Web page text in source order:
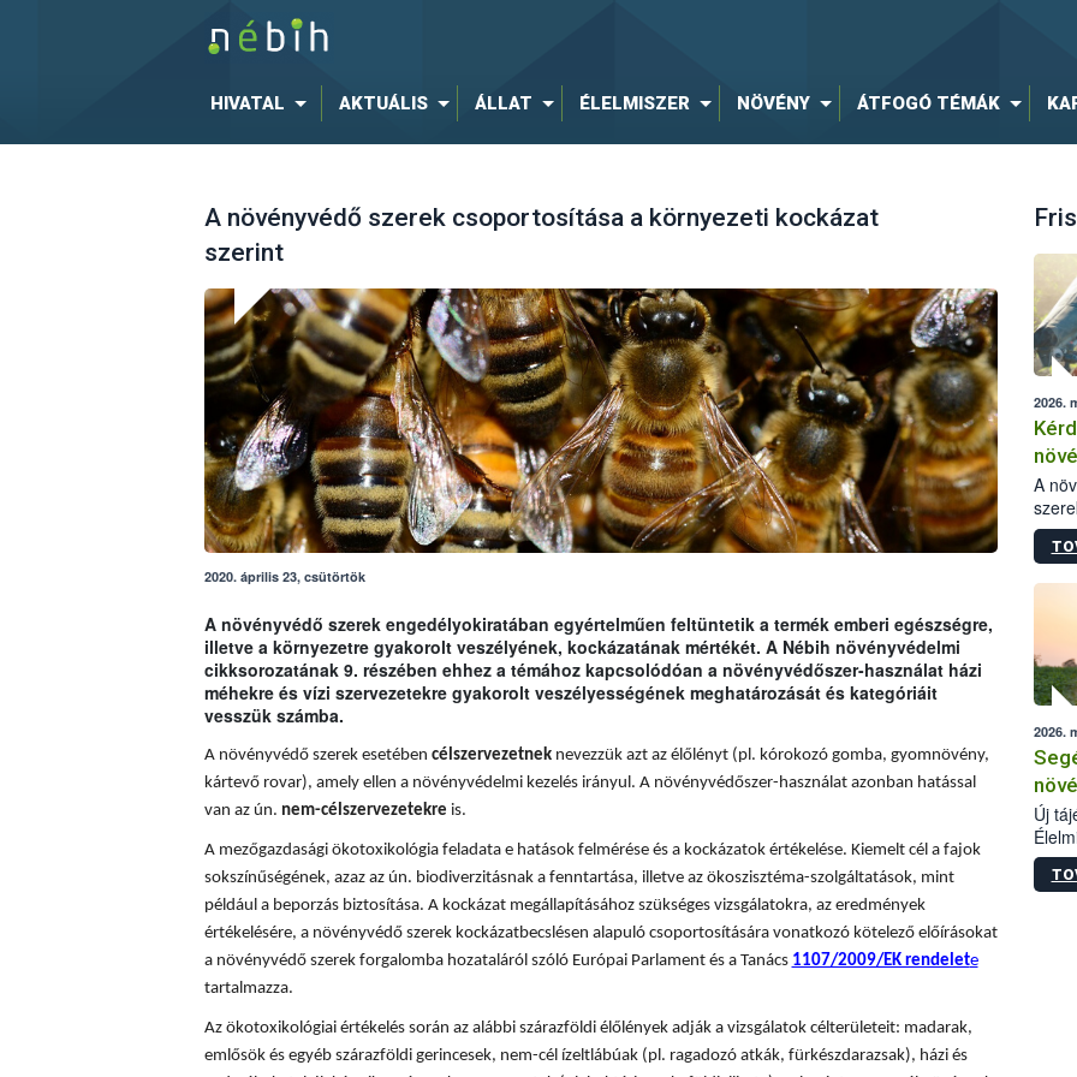
HIVATAL AKTUÁLIS ÁLLAT ÉLELMISZER NÖVÉNY ÁTFOGÓ TÉMÁK
A növényvédő szerek csoportosítása a környezeti kockázat
szerint
2020. április 23, csütörtök
A növényvédő szerek engedélyokiratában egyértelműen feltüntetik a termék emberi egészségre,
illetve a környezetre gyakorolt veszélyének, kockázatának mértékét. A Nébih növényvédelmi
cikksorozatának 9. részében ehhez a témához kapcsolódóan a növényvédőszer-használat házi
méhekre és vízi szervezetekre gyakorolt veszélyességének meghatározását és kategóriáit
vesszük számba.
A növényvédő szerek esetében célszervezetneknevezzük azt az élőlényt (pl. kórokozó gomba, gyomnövény,
kártevő rovar), amely ellen a növényvédelmi kezelés irányul. A növényvédőszer-használat azonban hatással
van az ún. nem-célszervezetekre is.
A mezőgazdasági ökotoxikológia feladata e hatások felmérése és a kockázatok értékelése. Kiemelt cél a fajok
sokszínűségének, azaz az ún. biodiverzitásnak a fenntartása, illetve az ökoszisztéma-szolgáltatások, mint
például a beporzás biztosítása. A kockázat megállapításához szükséges vizsgálatokra, az eredmények
értékelésére, a növényvédő szerek kockázatbecslésen alapuló csoportosítására vonatkozó kötelező előírásokat
a növényvédő szerek forgalomba hozataláról szóló Európai Parlament és a Tanács 1107/2009/EK rendelete
tartalmazza.
Az ökotoxikológiai értékelés során az alábbi szárazföldi élőlények adják a vizsgálatok célterületeit: madarak,
emlősök és egyéb szárazföldi gerincesek, nem-cél ízeltlábúak (pl. ragadozó atkák, fürkészdarazsak), házi és
2026.
A
kis
2026.
Új